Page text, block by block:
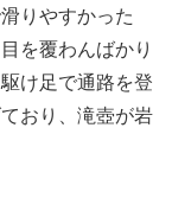
りやすかった
を覆わんばかり
け足で通路を登
おり、滝壺が岩